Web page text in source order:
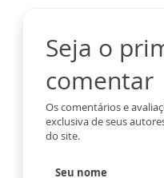
Seja o
comentar
Os comentários e
exclusiva de seus
do site.
Seu nome